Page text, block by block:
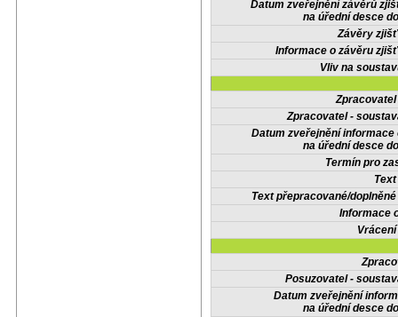
Datum zveřejnění závěrů
na úřední desce
Závěry
Informace o závěru
Vliv na
Zpracovatel -
Datum zveřejnění informace
na úřední desce
Termín pro
Text přepracované/
Informace
Posuzovatel -
Datum zveřejnění
na úřední desce